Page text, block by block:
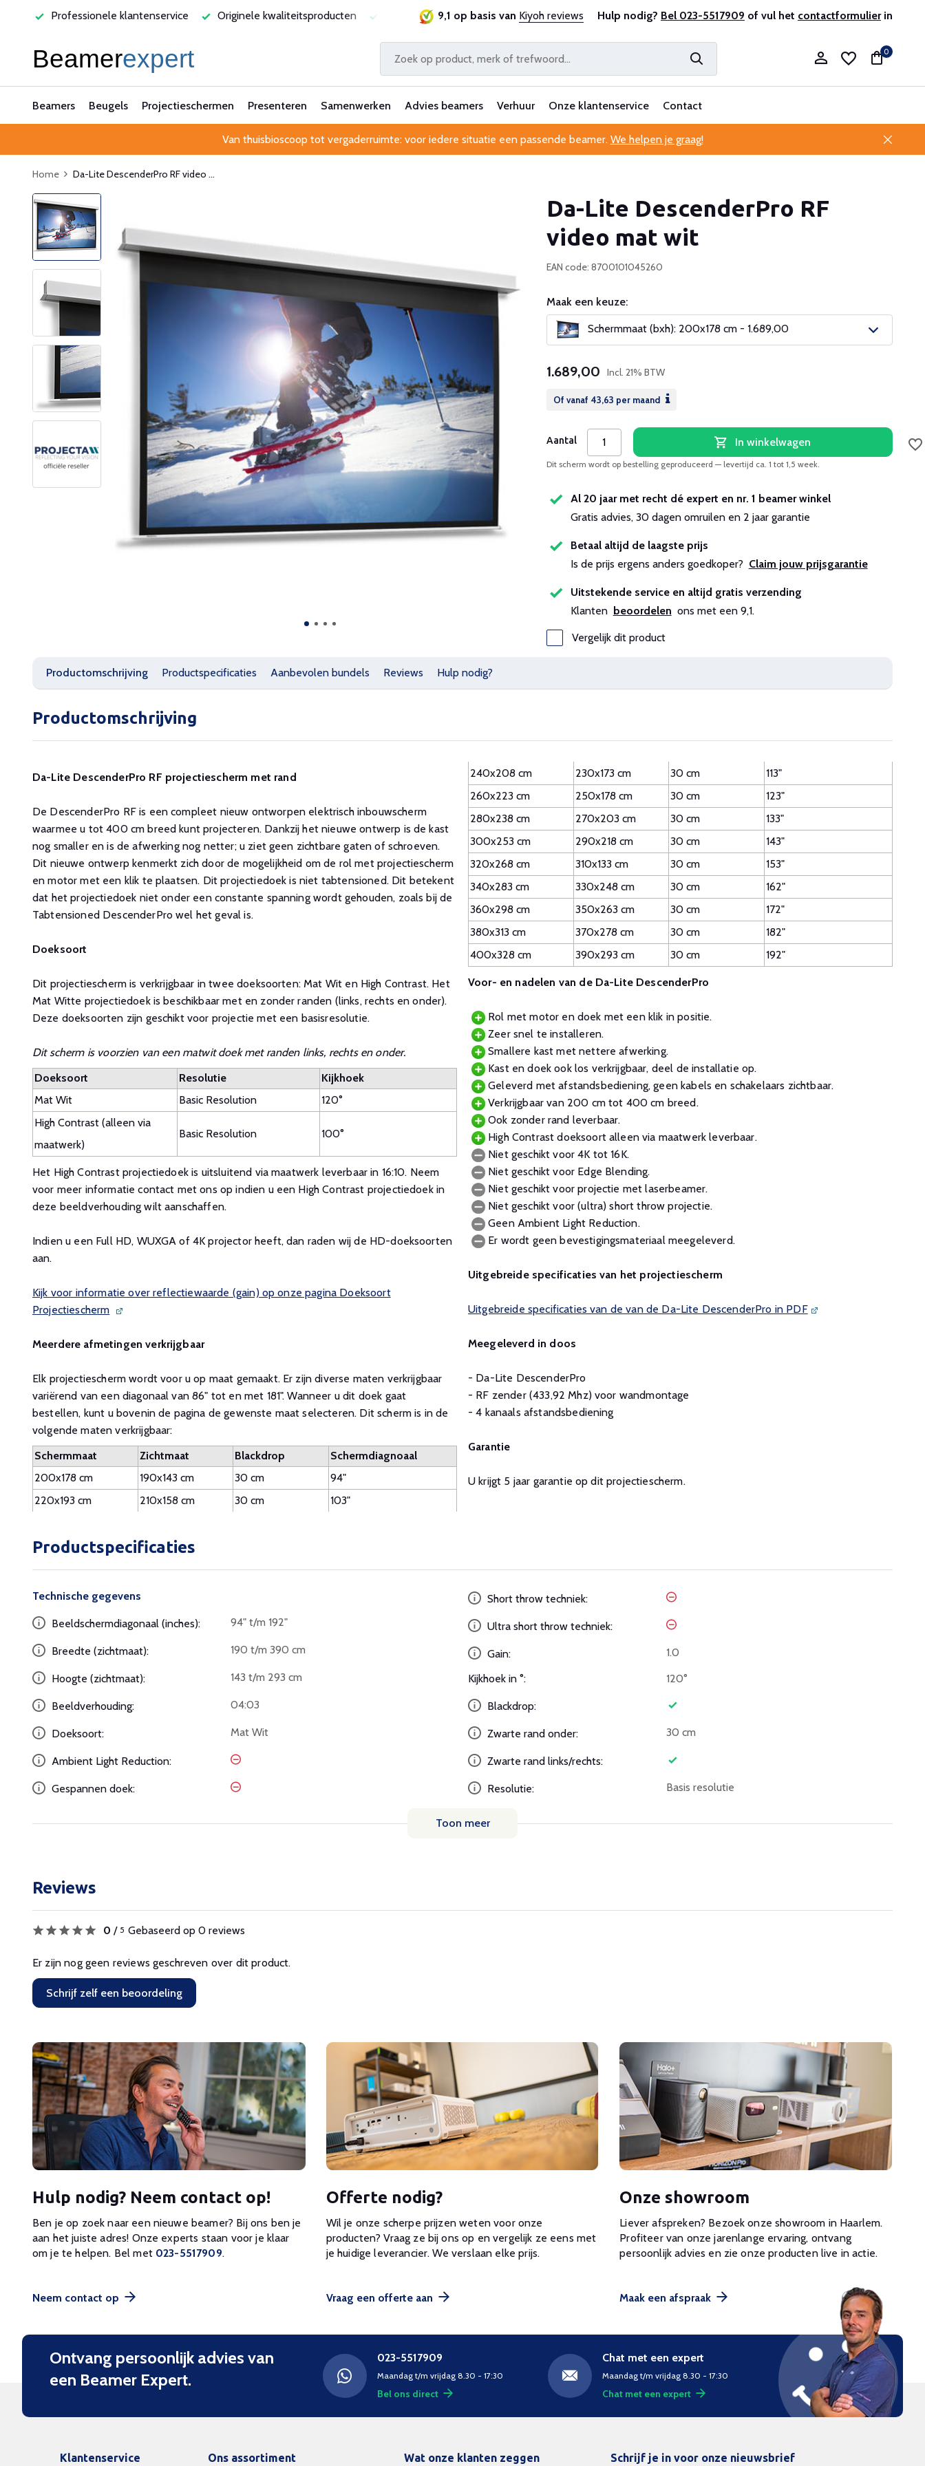
Professionele klantenservice Originele kwaliteitsproducten Laagste prijsgarantie Al 25 jaar betrouwbaar en ervaren Professionele klantenservice
9,1 op basis van Kiyoh reviews Hulp nodig? Bel 023-5517909 of vul het contactformulierin
Account aanmaken
0
Beamers Beugels Projectieschermen Presenteren Samenwerken Advies beamers Verhuur Onze klantenservice Contact
Van thuisbioscoop tot vergaderruimte: voor iedere situatie een passende beamer. We helpen je graag!
Home Da-Lite DescenderPro RF video ...
Da-Lite DescenderPro RF
video mat wit
EAN code: 8700101045260
Maak een keuze:
Schermmaat (bxh): 200x178 cm - 1.689,00
1.689,00 Incl. 21% BTW
Of vanaf 43,63 per maand
Aantal In winkelwagen
Dit scherm wordt op bestelling geproduceerd — levertijd ca. 1 tot 1,5 week.
Al 20 jaar met recht dé expert en nr. 1 beamer winkel
Gratis advies, 30 dagen omruilen en 2 jaar garantie
Betaal altijd de laagste prijs
Is de prijs ergens anders goedkoper? Claim jouw prijsgarantie
Uitstekende service en altijd gratis verzending
Klanten beoordelen ons met een 9,1.
Vergelijk dit product
Productomschrijving Productspecificaties Aanbevolen bundels Reviews Hulp nodig?
Productomschrijving
Da-Lite DescenderPro RF projectiescherm met rand
De DescenderPro RF is een compleet nieuw ontworpen elektrisch inbouwscherm
waarmee u tot 400 cm breed kunt projecteren. Dankzij het nieuwe ontwerp is de kast
nog smaller en is de afwerking nog netter; u ziet geen zichtbare gaten of schroeven.
Dit nieuwe ontwerp kenmerkt zich door de mogelijkheid om de rol met projectiescherm
en motor met een klik te plaatsen. Dit projectiedoek is niet tabtensioned. Dit betekent
dat het projectiedoek niet onder een constante spanning wordt gehouden, zoals bij de
Tabtensioned DescenderPro wel het geval is.
Doeksoort
Dit projectiescherm is verkrijgbaar in twee doeksoorten: Mat Wit en High Contrast. Het
Mat Witte projectiedoek is beschikbaar met en zonder randen (links, rechts en onder).
Deze doeksoorten zijn geschikt voor projectie met een basisresolutie.
Dit scherm is voorzien van een matwit doek met randen links, rechts en onder.
Doeksoort
Resolutie
Kijkhoek
Mat Wit
Basic Resolution
120°
High Contrast (alleen via
maatwerk)
Basic Resolution 100°
Het High Contrast projectiedoek is uitsluitend via maatwerk leverbaar in 16:10. Neem
voor meer informatie contact met ons op indien u een High Contrast projectiedoek in
deze beeldverhouding wilt aanschaffen.
Indien u een Full HD, WUXGA of 4K projector heeft, dan raden wij de HD-doeksoorten
aan.
Kijk voor informatie over reflectiewaarde (gain) op onze pagina Doeksoort
Projectiescherm
Meerdere afmetingen verkrijgbaar
Elk projectiescherm wordt voor u op maat gemaakt. Er zijn diverse maten verkrijgbaar
variërend van een diagonaal van 86" tot en met 181". Wanneer u dit doek gaat
bestellen, kunt u bovenin de pagina de gewenste maat selecteren. Dit scherm is in de
volgende maten verkrijgbaar:
Schermmaat
Zichtmaat Blackdrop
Schermdiagnoaal
200x178 cm
190x143 cm 30 cm
94"
220x193 cm
210x158 cm 30 cm 103"
240x208 cm 230x173 cm 30 cm
113"
260x223 cm
250x178 cm 30 cm
123"
280x238 cm
270x203 cm 30 cm
133"
300x253 cm
290x218 cm 30 cm
143"
320x268 cm
310x133 cm 30 cm
153"
340x283 cm
330x248 cm 30 cm
162"
360x298 cm
350x263 cm 30 cm
172"
380x313 cm
370x278 cm 30 cm
182"
400x328 cm
390x293 cm 30 cm 192"
Voor- en nadelen van de Da-Lite DescenderPro
Rol met motor en doek met een klik in positie.
Zeer snel te installeren.
Smallere kast met nettere afwerking.
Kast en doek ook los verkrijgbaar, deel de installatie op.
Geleverd met afstandsbediening, geen kabels en schakelaars zichtbaar.
Verkrijgbaar van 200 cm tot 400 cm breed.
Ook zonder rand leverbaar.
High Contrast doeksoort alleen via maatwerk leverbaar.
Niet geschikt voor 4K tot 16K.
Niet geschikt voor Edge Blending.
Niet geschikt voor projectie met laserbeamer.
Niet geschikt voor (ultra) short throw projectie.
Geen Ambient Light Reduction.
Er wordt geen bevestigingsmateriaal meegeleverd.
Uitgebreide specificaties van het projectiescherm
Uitgebreide specificaties van de van de Da-Lite DescenderPro in PDF
Meegeleverd in doos
- Da-Lite DescenderPro
- RF zender (433,92 Mhz) voor wandmontage
- 4 kanaals afstandsbediening
Garantie
U krijgt 5 jaar garantie op dit projectiescherm.
Productspecificaties
Technische gegevens
Beeldschermdiagonaal (inches): 94" t/m 192"
Breedte (zichtmaat): 190 t/m 390 cm
Hoogte (zichtmaat): 143 t/m 293 cm
Beeldverhouding: 04:03
Doeksoort: Mat Wit
Ambient Light Reduction:
Gespannen doek:
Short throw techniek:
Ultra short throw techniek:
Gain:
1.0
Kijkhoek in °:
120°
Blackdrop:
Zwarte rand onder: 30 cm
Zwarte rand links/rechts:
Resolutie: Basis resolutie
Toon meer
Reviews
0 / 5 Gebaseerd op 0 reviews
Er zijn nog geen reviews geschreven over dit product.
Schrijf zelf een beoordeling
Hulp nodig? Neem contact op!
Ben je op zoek naar een nieuwe beamer? Bij ons ben je
aan het juiste adres! Onze experts staan voor je klaar
om je te helpen. Bel met 023-5517909.
Neem contact op
Offerte nodig?
Wil je onze scherpe prijzen weten voor onze
producten? Vraag ze bij ons op en vergelijk ze eens met
je huidige leverancier. We verslaan elke prijs.
Vraag een offerte aan
Onze showroom
Liever afspreken? Bezoek onze showroom in Haarlem.
Profiteer van onze jarenlange ervaring, ontvang
persoonlijk advies en zie onze producten live in actie.
Maak een afspraak
Ontvang persoonlijk advies van
een Beamer Expert.
023-5517909
Maandag t/m vrijdag 8.30 - 17:30
Bel ons direct
Chat met een expert
Maandag t/m vrijdag 8.30 - 17:30
Chat met een expert
Klantenservice Ons assortiment Wat onze klanten zeggen Schrijf je in voor onze nieuwsbrief